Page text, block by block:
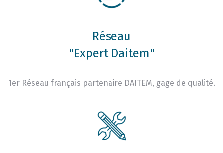
Réseau
"Expert Daitem"
1er Réseau français partenaire DAITEM, gage de qualité.